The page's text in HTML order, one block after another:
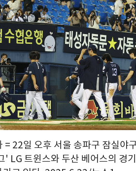
= 22일 오후 서울 송파구 잠실야
' LG 트윈스와 두산 베어스의 경